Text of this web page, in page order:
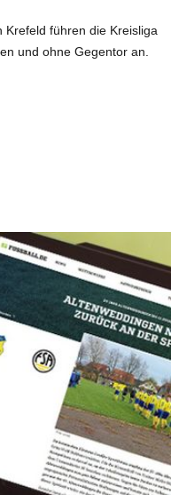
führen die Kreisliga
und ohne Gegentor an.